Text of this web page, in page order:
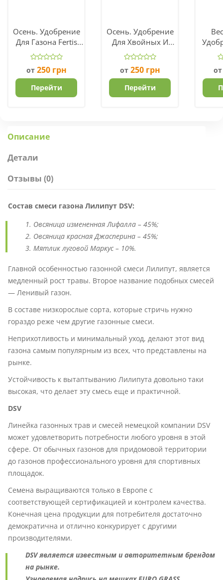
Осень. Удобрение
Для Газона Fertis
NPK 5.15.30
от 250 грн
Перейти
Осень. Удобрение
Для Хвойных И
Декоративных
Растений NPK
5.15.25+ME
от 250 грн
Перейти
Описание
Детали
Отзывы (0)
Состав смеси газона Лилипут DSV:
Овсяница измененная Лифалла – 45%;
Овсяница красная Джасперина – 45%;
Мятлик луговой Маркус – 10%.
Главной особенностью газонной смеси Лилипут, является
медленный рост травы. Второе название подобных смесей
— Ленивый газон.
В составе низкорослые сорта, которые стричь нужно
гораздо реже чем другие газонные смеси.
Неприхотливость и минимальный уход, делают этот вид
газона самым популярным из всех, что представлены на
рынке.
Устойчивость к вытаптыванию Лилипута довольно таки
высокая, что делает эту смесь еще и практичной.
DSV
Линейка газонных трав и смесей немецкой компании DSV
может удовлетворить потребности любого уровня в этой
сфере. От обычных газонов для придомовой территории
до газонов профессионального уровня для спортивных
площадок.
Семена выращиваются только в Европе с
соответствующей сертификацией и контролем качества.
Конечная цена продукции для потребителя достаточно
демократична и отлично конкурирует с другими
производителями.
DSV является известным и авторитетным брендом
на рынке.